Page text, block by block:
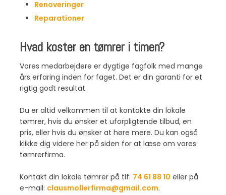
Renoveringer
Reparationer​
​Hvad koster en tømrer i timen?
Vores medarbejdere er dygtige fagfolk med mange
års erfaring inden for faget. Det er din garanti for et
rigtig godt resultat.
Du er altid velkommen til at kontakte din lokale
tømrer, hvis du ønsker et uforpligtende tilbud, en
pris, eller hvis du ønsker at høre mere. Du kan også
klikke dig videre her på siden for at læse om vores
tømrerfirma.
Kontakt din lokale tømrer på tlf: 74 61 88 10 eller på
e-mail: clausmollerfirma@gmail.com.